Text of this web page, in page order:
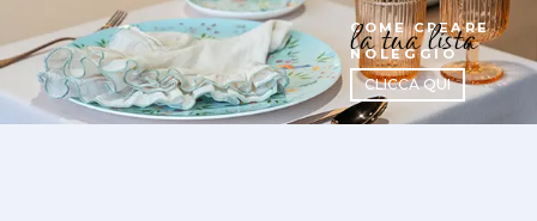
COME CREARE
la tua lista
NOLEGGIO
CLICCA QUI